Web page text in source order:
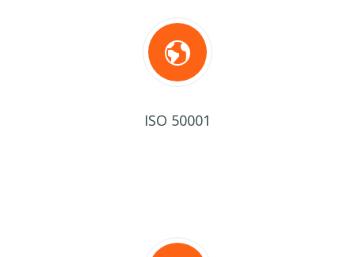
ISO 50001